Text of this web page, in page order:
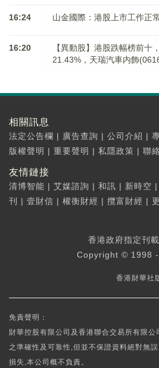
16:24 山金國際：港股上市工作正
16:20
【異動股】港股跌幅榜前十
21.43%，天瑞汽車内飾
相關訊息
法定公告欄 | 廣告查詢 | 公司介紹 |
版權聲明 | 重要聲明 | 私隱政策 | 聯
友情鏈接
清博智能 | 艾媒諮詢 | 和訊 | 新時空 |
刊
| 壹財信 | 權衡財經 | 攬富財經 |
香港政府指定刊
Copyright © 1998 -
香港財華社
免責聲明：
財華控股有限公司及香港聯合交易所有限
之準確性及可靠性,但並不保證資料絕對無
損失,本公司概不負責。